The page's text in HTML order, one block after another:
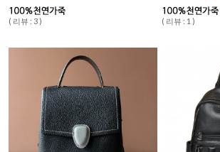
( 리뷰 : 3 ) ( 리뷰 : 1 )